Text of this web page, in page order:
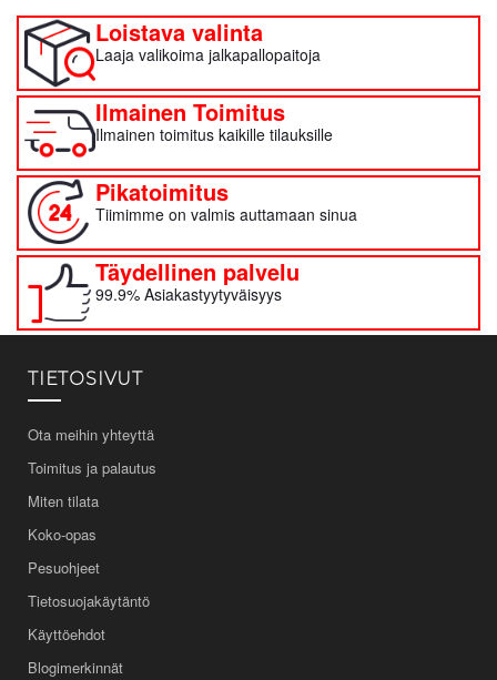
Loistava valinta
Laaja valikoima jalkapallopaitoja
Ilmainen Toimitus
Ilmainen toimitus kaikille tilauksille
Pikatoimitus
Tiimimme on valmis auttamaan sinua
Täydellinen palvelu
99.9% Asiakastyytyväisyys
TIETOSIVUT
Ota meihin yhteyttä
Toimitus ja palautus
Miten tilata
Koko-opas
Pesuohjeet
Tietosuojakäytäntö
Käyttöehdot
Blogimerkinnät